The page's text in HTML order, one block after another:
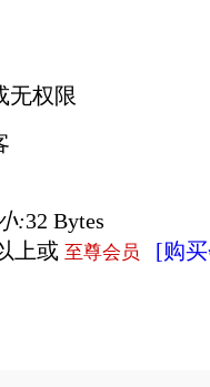
无权限
:32 Bytes
上或 至尊会员
[购